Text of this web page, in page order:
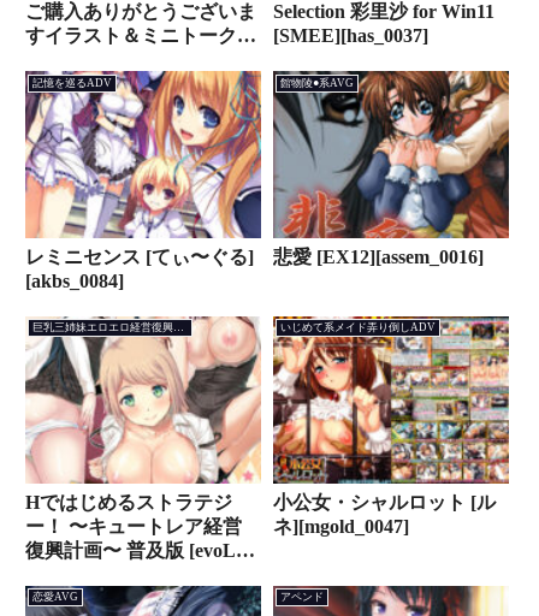
ご購入ありがとうございま
すイラスト＆ミニトークシ
ズプラス A5和牛]
[silkysall_0004]
Selection 彩里沙 for Win11
[SMEE][has_0037]
記憶を巡るADV
レミニセンス [てぃ〜ぐる]
[akbs_0084]
館物陵●系AVG
悲愛 [EX12][assem_0016]
巨乳三姉妹エロエロ経営復興AVG
Hではじめるストラテジ
ー！ 〜キュートレア経営
復興計画〜 普及版 [evoLL]
いじめて系メイド弄り倒しADV
小公女・シャルロット [ル
ネ][mgold_0047]
恋愛AVG アペンド